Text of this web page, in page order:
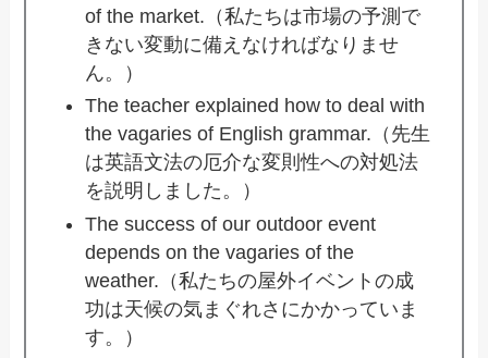
of the market.（私たちは市場の予測で
きない変動に備えなければなりませ
ん。）
The teacher explained how to deal with
the vagaries of English grammar.（先生
は英語文法の厄介な変則性への対処法
を説明しました。）
The success of our outdoor event
depends on the vagaries of the
weather.（私たちの屋外イベントの成
功は天候の気まぐれさにかかっていま
す。）